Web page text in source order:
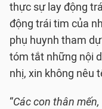
thực sự lay động
động trái tim của
phụ huynh tham
tóm tắt những nội
nhị, xin không nêu
“Các con thân mến,